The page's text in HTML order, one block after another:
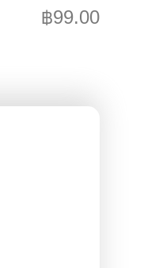
฿99.00